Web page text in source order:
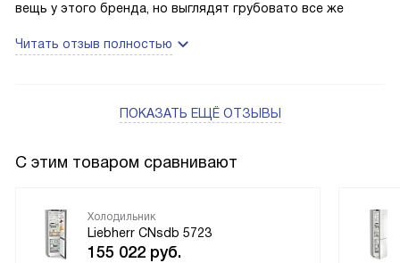
вещь у этого бренда, но выглядят грубовато все же
Читать отзыв полностью
ПОКАЗАТЬ ЕЩЁ ОТЗЫВЫ
С этим товаром сравнивают
Холодильник
Liebherr CNsdb 5723
155 022 руб.